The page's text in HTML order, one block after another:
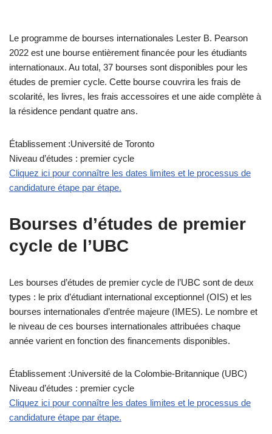
Le programme de bourses internationales Lester B. Pearson
2022 est une bourse entièrement financée pour les étudiants
internationaux. Au total, 37 bourses sont disponibles pour les
études de premier cycle. Cette bourse couvrira les frais de
scolarité, les livres, les frais accessoires et une aide complète à
la résidence pendant quatre ans.
Établissement :Université de Toronto
Niveau d’études : premier cycle
Cliquez ici pour connaître les dates limites et le processus de
candidature étape par étape.
Bourses d’études de premier
cycle de l’UBC
Les bourses d’études de premier cycle de l’UBC sont de deux
types : le prix d’étudiant international exceptionnel (OIS) et les
bourses internationales d’entrée majeure (IMES). Le nombre et
le niveau de ces bourses internationales attribuées chaque
année varient en fonction des financements disponibles.
Établissement :Université de la Colombie-Britannique (UBC)
Niveau d’études : premier cycle
Cliquez ici pour connaître les dates limites et le processus de
candidature étape par étape.